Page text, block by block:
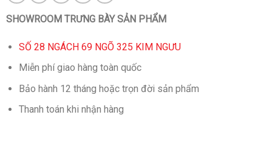
SHOWROOM TRƯNG BÀY SẢN PHẨM
SỐ 28 NGÁCH 69 NGÕ 325 KIM NGƯU
Miễn phí giao hàng toàn quốc
Bảo hành 12 tháng hoặc trọn đời sản phẩm
Thanh toán khi nhận hàng